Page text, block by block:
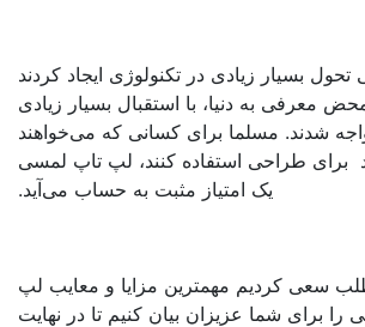
زیادی در تکنولوژی ایجاد کردند
به دنیا، با استقبال بسیار زیادی
مسلما برای کسانی که می‌خواهند
طراحی استفاده کنند، لپ تاپ لمسی
یک امتیاز مثبت به حساب می‌آید.
سعی کردیم مهمترین مزایا و معایب لپ
شما عزیزان بیان کنیم تا در نهایت